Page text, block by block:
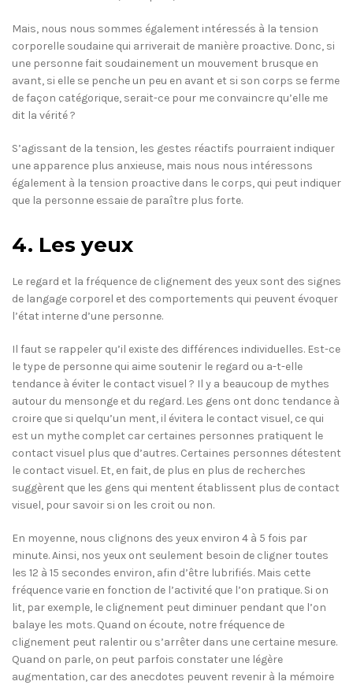
Mais, nous nous sommes également intéressés à la tension
corporelle soudaine qui arriverait de manière proactive. Donc, si
une personne fait soudainement un mouvement brusque en
avant, si elle se penche un peu en avant et si son corps se ferme
de façon catégorique, serait-ce pour me convaincre qu’elle me
dit la vérité ?
S’agissant de la tension, les gestes réactifs pourraient indiquer
une apparence plus anxieuse, mais nous nous intéressons
également à la tension proactive dans le corps, qui peut indiquer
que la personne essaie de paraître plus forte.
4. Les yeux
Le regard et la fréquence de clignement des yeux sont des signes
de langage corporel et des comportements qui peuvent évoquer
l’état interne d’une personne.
Il faut se rappeler qu’il existe des différences individuelles. Est-ce
le type de personne qui aime soutenir le regard ou a-t-elle
tendance à éviter le contact visuel ? Il y a beaucoup de mythes
autour du mensonge et du regard. Les gens ont donc tendance à
croire que si quelqu’un ment, il évitera le contact visuel, ce qui
est un mythe complet car certaines personnes pratiquent le
contact visuel plus que d’autres. Certaines personnes détestent
le contact visuel. Et, en fait, de plus en plus de recherches
suggèrent que les gens qui mentent établissent plus de contact
visuel, pour savoir si on les croit ou non.
En moyenne, nous clignons des yeux environ 4 à 5 fois par
minute. Ainsi, nos yeux ont seulement besoin de cligner toutes
les 12 à 15 secondes environ, afin d’être lubrifiés. Mais cette
fréquence varie en fonction de l’activité que l’on pratique. Si on
lit, par exemple, le clignement peut diminuer pendant que l’on
balaye les mots. Quand on écoute, notre fréquence de
clignement peut ralentir ou s’arrêter dans une certaine mesure.
Quand on parle, on peut parfois constater une légère
augmentation, car des anecdotes peuvent revenir à la mémoire